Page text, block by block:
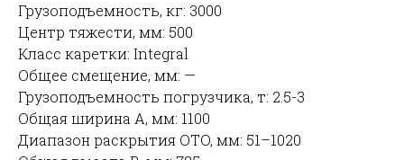
Грузоподъемность, кг: 3000
Центр тяжести, мм: 500
Класс каретки: Integral
Общее смещение, мм: —
Грузоподъемность погрузчика, т: 2.5-3
Общая ширина A, мм: 1100
Диапазон раскрытия OTO, мм: 51–1020